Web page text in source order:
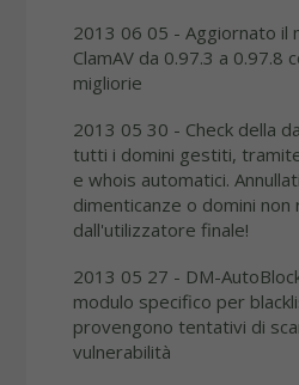
2013 06 05 - Aggiornato il
ClamAV da 0.97.3 a 0.97.8
migliorie
2013 05 30 - Check della
tutti i domini gestiti,
e whois automatici.
dimenticanze o domini non
dall'utilizzatore finale!
2013 05 27 - DM-
modulo specifico per
provengono tentativi di
vulnerabilità